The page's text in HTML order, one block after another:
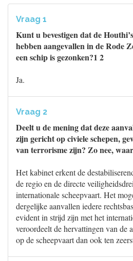
Vraag 1
Kunt u bevestigen dat de
hebben aangevallen in de Rode
een schip is gezonken?1 2
Ja.
Vraag 2
Deelt u de mening dat deze
zijn gericht op civiele schepen,
van terrorisme zijn? Zo nee,
Het kabinet erkent de
de regio en de directe
internationale scheepvaart. Het
dergelijke aanvallen iedere
evident in strijd zijn met het
veroordeelt de hervattingen van de
op de scheepvaart dan ook ten